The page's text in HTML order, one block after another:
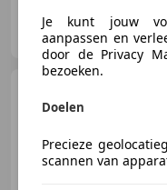
Autobedrijf Weldam
NL-7641 LH WIERDEN
Je kunt jouw
aanpassen en
door de Privacy
bezoeken.
Doelen
Precieze
scannen van